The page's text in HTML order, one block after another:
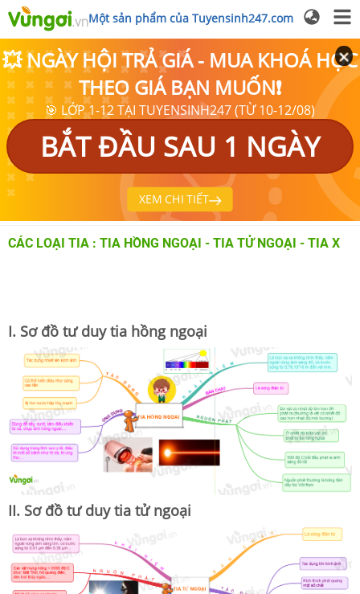
Một sản phẩm của Tuyensinh247.com
💥 NGÀY HỘI TRẢ GIÁ - MUA KHOÁ HỌC
THEO GIÁ BẠN MUỐN❗
🎯 LỚP 1-12 TẠI TUYENSINH247 (TỪ 10-12/08)
BẮT ĐẦU SAU 1 NGÀY
XEM CHI TIẾT
CÁC LOẠI TIA : TIA HỒNG NGOẠI - TIA TỬ NGOẠI - TIA X
I. Sơ đồ tư duy tia hồng ngoại
II. Sơ đồ tư duy tia tử ngoại